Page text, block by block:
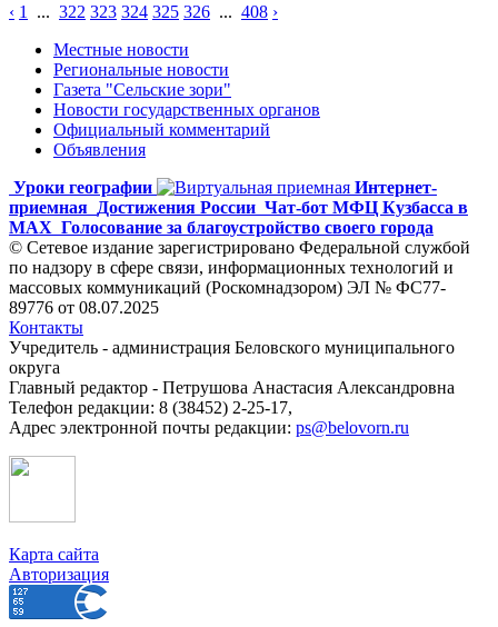
‹ 1 ... 322 323 324 325 326 ... 408 ›
Местные новости
Региональные новости
Газета "Сельские зори"
Новости государственных органов
Официальный комментарий
Объявления
Уроки географии
Интернет-
приемная Достижения России Чат-бот МФЦ Кузбасса в
MAX Голосование за благоустройство своего города
© Сетевое издание зарегистрировано Федеральной службой
по надзору в сфере связи, информационных технологий и
массовых коммуникаций (Роскомнадзором) ЭЛ № ФС77-
89776 от 08.07.2025
Контакты
Учредитель - администрация Беловского муниципального
округа
Главный редактор - Петрушова Анастасия Александровна
Телефон редакции: 8 (38452) 2-25-17,
Адрес электронной почты редакции: ps@belovorn.ru
Карта сайта
Авторизация